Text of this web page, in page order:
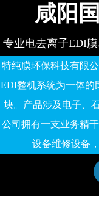
咸阳
专业电去离子EDI
特纯膜环保科技有限
EDI整机系统为一体的
块。产品涉及电子、
公司拥有一支业务精
设备维修设备